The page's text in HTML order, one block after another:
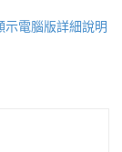
示電腦版詳細說明